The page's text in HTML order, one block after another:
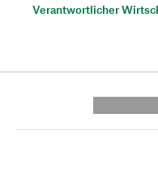
Verantwortlicher